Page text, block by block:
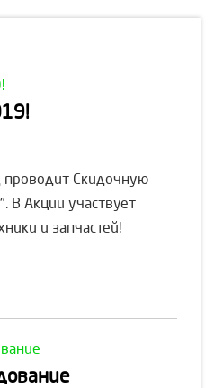
проводит Скидочную
Акции участвует
и запчастей!